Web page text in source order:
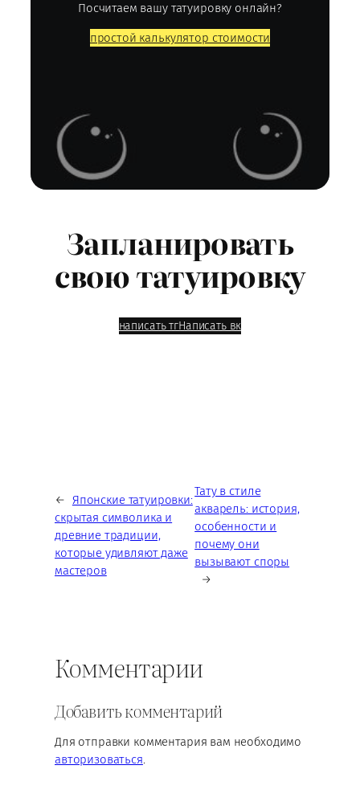
Посчитаем вашу татуировку онлайн?
простой калькулятор стоимости
Запланировать
свою татуировку
написать тгНаписать вк
← Японские татуировки:
скрытая символика и
древние традиции,
которые удивляют даже
мастеров
Тату в стиле
акварель: история,
особенности и
почему они
вызывают споры
→
Комментарии
Добавить комментарий
Для отправки комментария вам необходимо
авторизоваться.